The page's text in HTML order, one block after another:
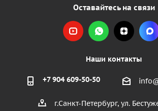
Оставайтесь на связи
Наши контакты
+7 904 609-50-50
г.Санкт-Петербург, ул.